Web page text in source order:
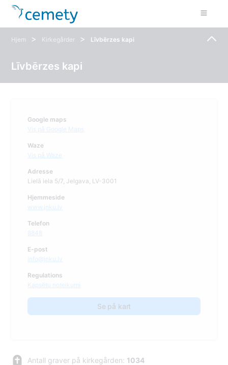
Hjem > Kirkegårder > Līvbērzes kapi
Līvbērzes kapi
Google maps
Vis på Google Maps
Waze
Vis på Waze
Adresse
Lielā iela 5/7, Jelgava, LV-3001
Hjemmeside
www.jnku.lv
Telefon
8848
E-post
info@jnku.lv
Regulations
Kapsētu noteikumi
Se på kart
Antall graver på kirkegården: 1034